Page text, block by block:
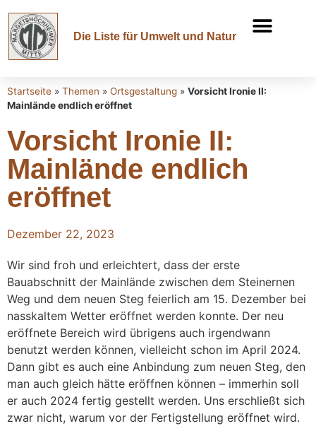
Die Liste für Umwelt und Natur
Startseite » Themen » Ortsgestaltung » Vorsicht Ironie II:
Mainlände endlich eröffnet
Vorsicht Ironie II:
Mainlände endlich
eröffnet
Dezember 22, 2023
Wir sind froh und erleichtert, dass der erste
Bauabschnitt der Mainlände zwischen dem Steinernen
Weg und dem neuen Steg feierlich am 15. Dezember bei
nasskaltem Wetter eröffnet werden konnte. Der neu
eröffnete Bereich wird übrigens auch irgendwann
benutzt werden können, vielleicht schon im April 2024.
Dann gibt es auch eine Anbindung zum neuen Steg, den
man auch gleich hätte eröffnen können – immerhin soll
er auch 2024 fertig gestellt werden. Uns erschließt sich
zwar nicht, warum vor der Fertigstellung eröffnet wird.